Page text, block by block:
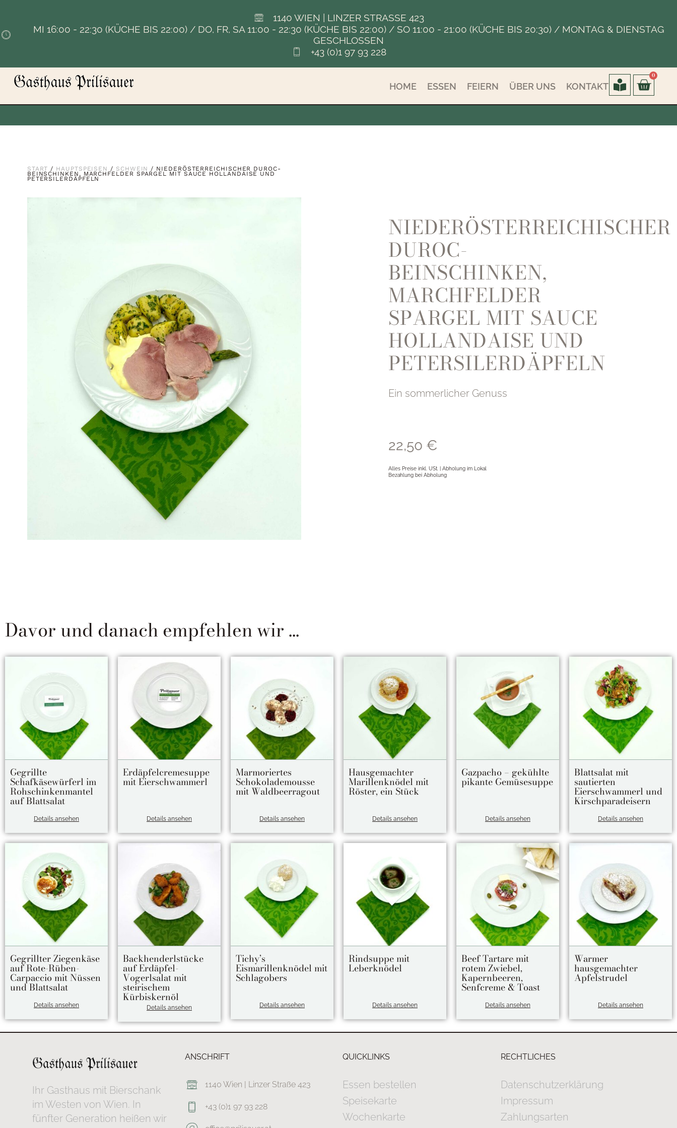
1140 WIEN | LINZER STRASSE 423
MI 16:00 - 22:30 (KÜCHE BIS 22:00) / DO, FR, SA 11:00 - 22:30 (KÜCHE BIS 22:00) / SO 11:00 - 21:00 (KÜCHE BIS 20:30) / MONTAG & DIENSTAG
GESCHLOSSEN
+43 (0)1 97 93 228
HOME ESSEN FEIERN ÜBER UNS KONTAKT
0
START / HAUPTSPEISEN / SCHWEIN / NIEDERÖSTERREICHISCHER DUROC-
BEINSCHINKEN, MARCHFELDER SPARGEL MIT SAUCE HOLLANDAISE UND
PETERSILERDÄPFELN
NIEDERÖSTERREICHISCHER
DUROC-
BEINSCHINKEN,
MARCHFELDER
SPARGEL MIT SAUCE
HOLLANDAISE UND
PETERSILERDÄPFELN
Ein sommerlicher Genuss
22,50 €
Alles Preise inkl. USt. | Abholung im Lokal
Bezahlung bei Abholung
Davor und danach empfehlen wir ...
Gegrillte
Schafkäsewürferl im
Rohschinkenmantel
auf Blattsalat
Details ansehen
Erdäpfelcremesuppe
mit Eierschwammerl
Details ansehen
Marmoriertes
Schokolademousse
mit Waldbeerragout
Details ansehen
Hausgemachter
Marillenknödel mit
Röster, ein Stück
Details ansehen
Gazpacho – gekühlte
pikante Gemüsesuppe
Details ansehen
Blattsalat mit
sautierten
Eierschwammerl und
Kirschparadeisern
Details ansehen
Gegrillter Ziegenkäse
auf Rote-Rüben-
Carpaccio mit Nüssen
und Blattsalat
Details ansehen
Backhenderlstücke
auf Erdäpfel-
Vogerlsalat mit
steirischem
Kürbiskernöl
Details ansehen
Tichy’s
Eismarillenknödel mit
Schlagobers
Details ansehen
Rindsuppe mit
Leberknödel
Details ansehen
Beef Tartare mit
rotem Zwiebel,
Kapernbeeren,
Senfcreme & Toast
Details ansehen
Warmer
hausgemachter
Apfelstrudel
Details ansehen
Ihr Gasthaus mit Bierschank
im Westen von Wien. In
fünfter Generation heißen wir
ANSCHRIFT
1140 Wien | Linzer Straße 423
+43 (0)1 97 93 228
QUICKLINKS
Essen bestellen
Speisekarte
Wochenkarte
RECHTLICHES
Datenschutzerklärung
Impressum
Zahlungsarten